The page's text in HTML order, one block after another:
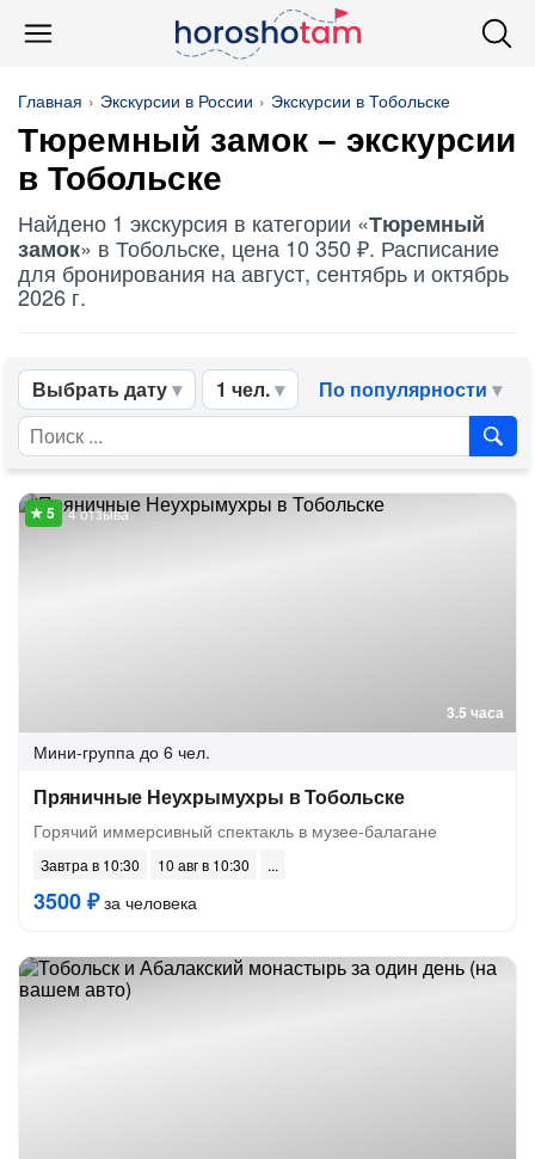
Главная Экскурсии в России Экскурсии в Тобольске
Тюремный замок – экскурсии
в Тобольске
Найдено 1 экскурсия в категории «Тюремный
замок» в Тобольске, цена 10 350 ₽. Расписание
для бронирования на август, сентябрь и октябрь
2026 г.
Выбрать дату 1 чел. По популярности
3.5 часа
4 отзыва
Мини-группа до 6 чел.
Пряничные Неухрымухры в Тобольске
Горячий иммерсивный спектакль в музее-балагане
Завтра в 10:30 10 авг в 10:30
3500 ₽за человека